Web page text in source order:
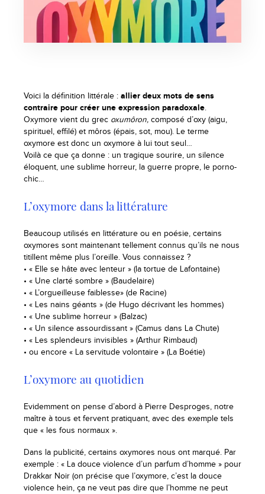
Voici la définition littérale : allier deux mots de sens
contraire pour créer une expression paradoxale.
Oxymore vient du grec oxumôron, composé d’oxy (aigu,
spirituel, effilé) et môros (épais, sot, mou). Le terme
oxymore est donc un oxymore à lui tout seul…
Voilà ce que ça donne : un tragique sourire, un silence
éloquent, une sublime horreur, la guerre propre, le porno-
chic…
L’oxymore dans la littérature
Beaucoup utilisés en littérature ou en poésie, certains
oxymores sont maintenant tellement connus qu’ils ne nous
titillent même plus l’oreille. Vous connaissez ?
• « Elle se hâte avec lenteur » (la tortue de Lafontaine)
• « Une clarté sombre » (Baudelaire)
• « L’orgueilleuse faiblesse» (de Racine)
• « Les nains géants » (de Hugo décrivant les hommes)
• « Une sublime horreur » (Balzac)
• « Un silence assourdissant » (Camus dans La Chute)
• « Les splendeurs invisibles » (Arthur Rimbaud)
• ou encore « La servitude volontaire » (La Boétie)
L’oxymore au quotidien
Evidemment on pense d’abord à Pierre Desproges, notre
maître à tous et fervent pratiquant, avec des exemple tels
que « les fous normaux ».
Dans la publicité, certains oxymores nous ont marqué. Par
exemple : « La douce violence d’un parfum d’homme » pour
Drakkar Noir (on précise que l’oxymore, c’est la douce
violence hein, ça ne veut pas dire que l’homme ne peut